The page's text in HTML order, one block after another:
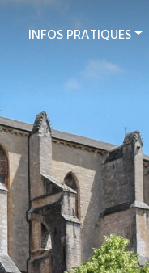
INFOS PRATIQUES